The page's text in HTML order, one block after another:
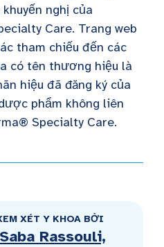
nghị của
Care. Trang web
tham chiếu đến các
có tên thương hiệu là
hiệu đã đăng ký của
phẩm không liên
Specialty Care.
XÉT Y KHOA BỞI
Rassouli,